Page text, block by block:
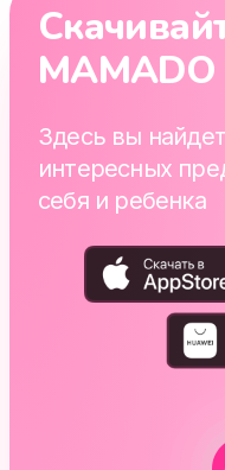
MAMADO
Здесь вы
интересных
себя и ребенка